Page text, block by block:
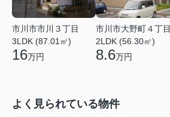
市川市市川３丁目
3LDK (87.01㎡)
16万円
市川市大野町４丁目
2LDK (56.30㎡)
8.6万円
よく見られている物件